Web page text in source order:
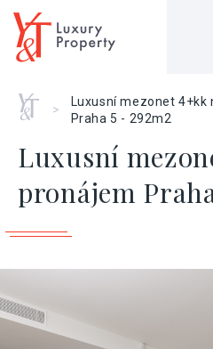
Home
>
Luxusní mezonet 4+kk
Praha 5 - 292m2
Luxusní
pronájem